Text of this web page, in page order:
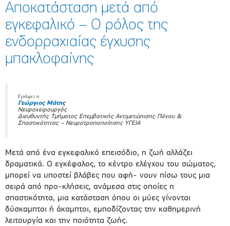
Αποκατάσταση μετά από
εγκεφαλικό – Ο ρόλος της
ενδορραχιαίας έγχυσης
μπακλοφαίνης
Γράφει ο
Γεώργιος Μάτης
Νευροχειρουργός
Διευθυντής Τμήματος Επεμβατικής Αντιμετώπισης Πόνου &
Σπαστικότητας – Νευροτροποποίησης ΥΓΕΙΑ
Μετά από ένα εγκεφαλικό επεισόδιο, η ζωή αλλάζει
δραματικά. Ο εγκέφαλος, το κέντρο ελέγχου του σώματος,
μπορεί να υποστεί βλάβες που αφή- νουν πίσω τους μια
σειρά από προ-κλήσεις, ανάμεσα στις οποίες η
σπαστικότητα, μια κατάσταση όπου οι μύες γίνονται
δύσκαμπτοι ή άκαμπτοι, εμποδίζοντας την καθημερινή
λειτουργία και την ποιότητα ζωής.